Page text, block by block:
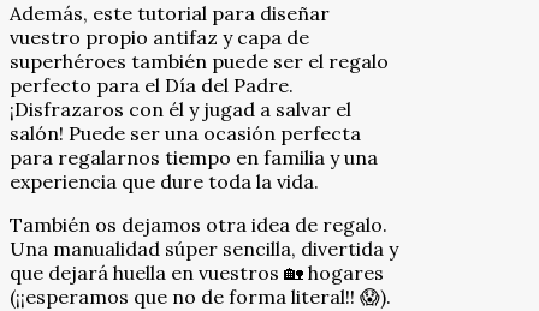
Además, este tutorial para diseñar
vuestro propio antifaz y capa de
superhéroes también puede ser el regalo
perfecto para el Día del Padre.
¡Disfrazaros con él y jugad a salvar el
salón! Puede ser una ocasión perfecta
para regalarnos tiempo en familia y una
experiencia que dure toda la vida.
También os dejamos otra idea de regalo.
Una manualidad súper sencilla, divertida y
que dejará huella en vuestros 🏡 hogares
(¡¡esperamos que no de forma literal!! 😱).